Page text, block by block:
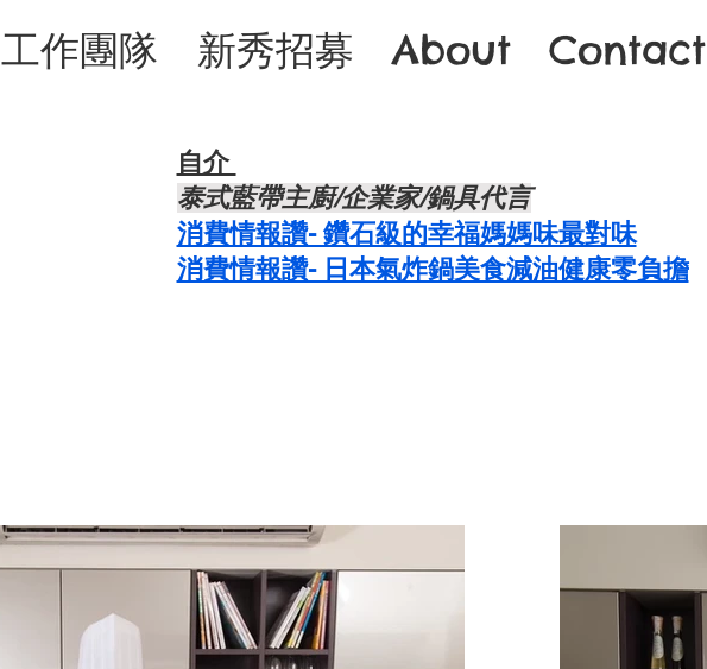
工作團隊 新秀招募 About Contact
自介 ​
泰式藍帶主廚/企業家/鍋具代言
​消費情報讚- 鑽石級的幸福媽媽味最對味
消費情報讚- 日本氣炸鍋美食減油健康零負擔